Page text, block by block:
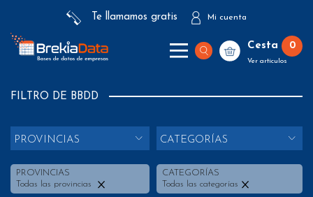
Te llamamos gratis Mi cuenta
Cesta 0
Ver artículos
FILTRO DE BBDD
PROVINCIAS
PROVINCIAS
Todas las provincias
CATEGORÍAS
CATEGORÍAS
Todas las categorías